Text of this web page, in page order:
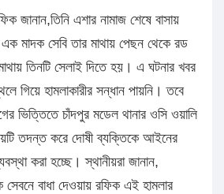
জানান,তিনি এশার নামাজ শেষে বাসায়
এক মাদক সেবি তার মাথায় পেছন থেকে রড
তিনটি সেলাই দিতে হয়। এ ঘটনার খবর
গিয়ে হামলাকারীর সন্ধান পায়নি। তবে
ভিত্তিতে চাঁদপুর মডেল থানার ওসি ওয়ালি
তদন্ত করে দোষী ব্যক্তিকে আইনের
করা হচ্ছে। স্থানীয়রা জানান,
সেবনে বাধা দেওয়ায় রফিক এই হামলার